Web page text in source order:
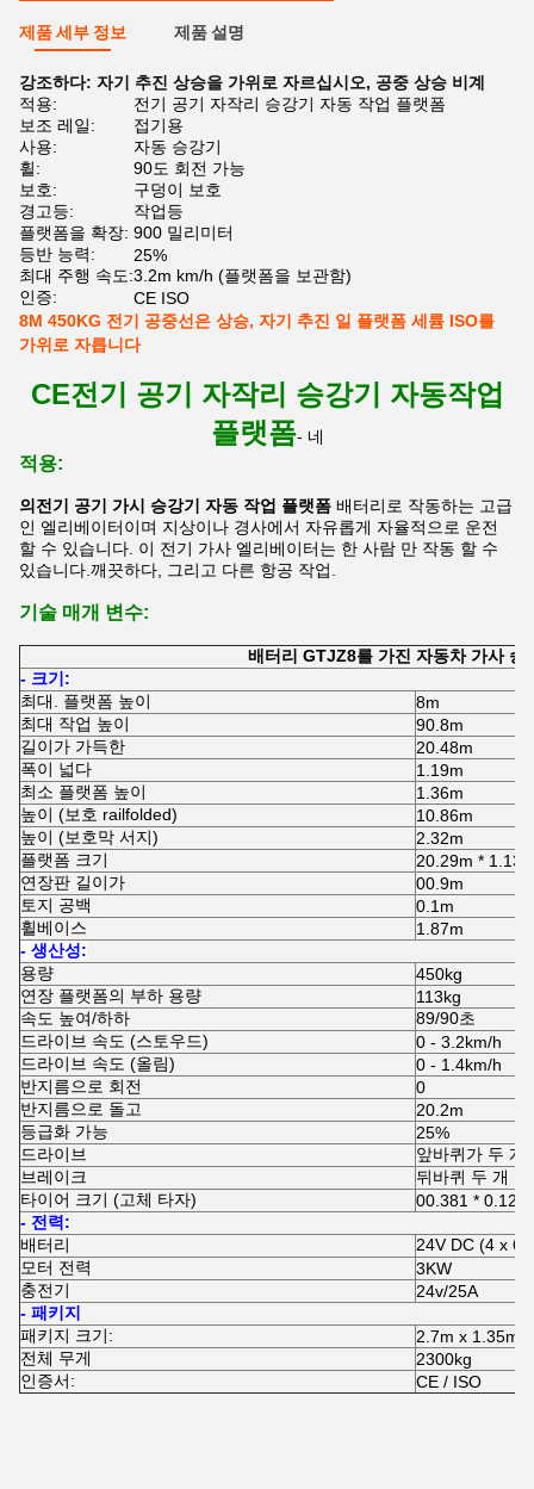
제품 세부 정보 제품 설명
강조하다: 자기 추진 상승을 가위로 자르십시오, 공중 상승 비계
적용:
전기 공기 자작리 승강기 자동 작업 플랫폼
보조 레일:
접기용
사용:
자동 승강기
휠:
90도 회전 가능
보호:
구덩이 보호
경고등:
작업등
플랫폼을 확장: 900 밀리미터
등반 능력:
25%
최대 주행 속도:3.2m km/h (플랫폼을 보관함)
인증:
CE ISO
8M 450KG 전기 공중선은 상승, 자기 추진 일 플랫폼 세륨 ISO를
가위로 자릅니다
CE전기 공기 자작리 승강기 자동작업
플랫폼- 네
적용:
의 전기 공기 가시 승강기 자동 작업 플랫폼 배터리로 작동하는 고급
인 엘리베이터이며 지상이나 경사에서 자유롭게 자율적으로 운전
할 수 있습니다. 이 전기 가사 엘리베이터는 한 사람 만 작동 할 수
있습니다.깨끗하다, 그리고 다른 항공 작업.
기술 매개 변수:
배터리 GTJZ8를 가진 자동차 가사 승
- 크기:
최대. 플랫폼 높이
8m
최대 작업 높이
90.8m
길이가 가득한
20.48m
폭이 넓다
1.19m
최소 플랫폼 높이
1.36m
높이 (보호 railfolded)
10.86m
높이 (보호막 서지)
2.32m
플랫폼 크기
20.29m *
연장판 길이가
00.9m
토지 공백
0.1m
휠베이스
1.87m
- 생산성:
용량
450kg
연장 플랫폼의 부하 용량
113kg
속도 높여/하하
89/90초
드라이브 속도 (스토우드)
0 - 3.2km/h
드라이브 속도 (올림)
0 - 1.4km/h
반지름으로 회전
0
반지름으로 돌고
20.2m
등급화 가능
25%
드라이브
앞바퀴가 두 개
브레이크
뒤바퀴 두 개
타이어 크기 (고체 타자)
00.381 *
- 전력:
배터리
24V DC (4 x
모터 전력
3KW
충전기
24v/25A
- 패키지
패키지 크기:
2.7m x 1.35m
전체 무게
2300kg
인증서:
CE / ISO